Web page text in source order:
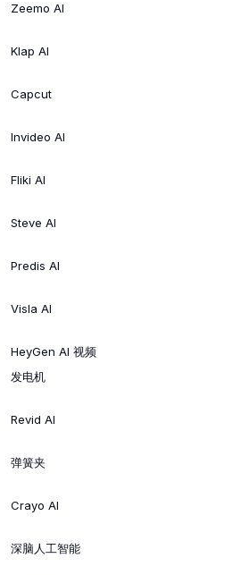
Zeemo AI
Klap AI
Capcut
Invideo AI
Fliki AI
Steve AI
Predis AI
Visla AI
HeyGen AI 视频
发电机
Revid AI
弹簧夹
Crayo AI
深脑人工智能